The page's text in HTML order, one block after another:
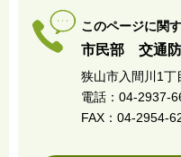
このページに関
市民部 交通
狭山市入間川1丁
電話：04-2937-
FAX：04-2954-